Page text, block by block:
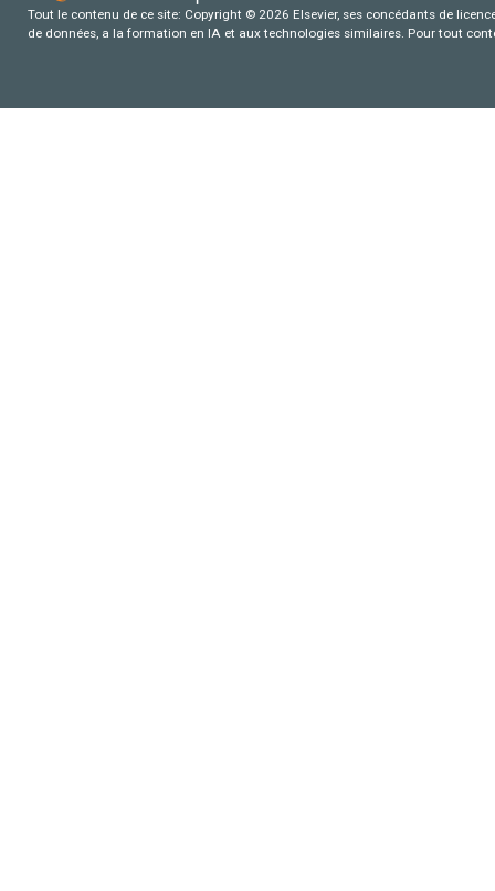
Tout le contenu de ce site: Copyright © 2026 Elsevier, ses concédants de
de données, a la formation en IA et aux technologies similaires. Pour tout